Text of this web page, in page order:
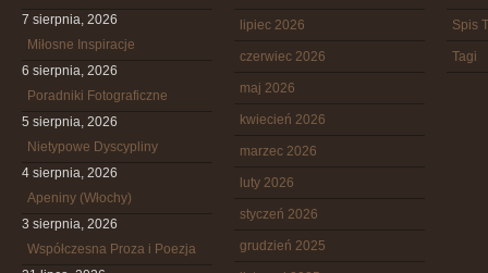
7 sierpnia, 2026
Miłosne Inspiracje
6 sierpnia, 2026
Poradniki Fotograficzne
5 sierpnia, 2026
Nietypowe Dyscypliny
4 sierpnia, 2026
Apeniny (Włochy)
3 sierpnia, 2026
Współczesna Proza i Poezja
lipiec 2026
czerwiec 2026
maj 2026
kwiecień 2026
marzec 2026
luty 2026
styczeń 2026
grudzień 2025
Spis
Tagi